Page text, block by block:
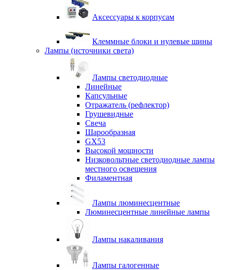
Аксессуары к корпусам
Клеммные блоки и нулевые шины
Лампы (источники света)
Лампы светодиодные
Линейные
Капсульные
Отражатель (рефлектор)
Грушевидные
Свеча
Шарообразная
GX53
Высокой мощности
Низковольтные светодиодные лампы
местного освещения
Филаментная
Лампы люминесцентные
Люминесцентные линейные лампы
Лампы накаливания
Лампы галогенные